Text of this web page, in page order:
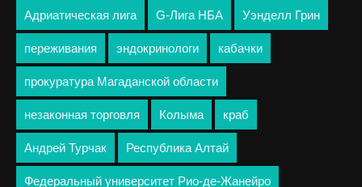
Адриатическая лига G-Лига НБА Уэнделл Грин
переживания эндокринологи кабачки
прокуратура Магаданской области
незаконная торговля Колыма краб
Андрей Турчак Республика Алтай
Федеральный университет Рио-де-Жанейро